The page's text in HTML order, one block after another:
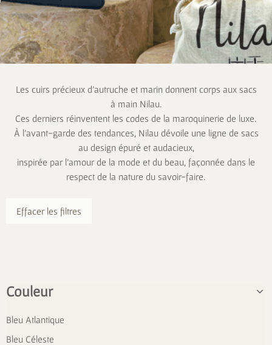
Les cuirs précieux d’autruche et marin donnent corps aux sacs
à main Nilau.
Ces derniers réinventent les codes de la maroquinerie de luxe.
À l’avant-garde des tendances, Nilau dévoile une ligne de sacs
au design épuré et audacieux,
inspirée par l’amour de la mode et du beau, façonnée dans le
respect de la nature du savoir-faire.
Effacer les filtres
Couleur
Bleu Atlantique
Bleu Céleste